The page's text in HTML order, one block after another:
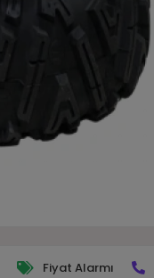
Fiyat Alarmı